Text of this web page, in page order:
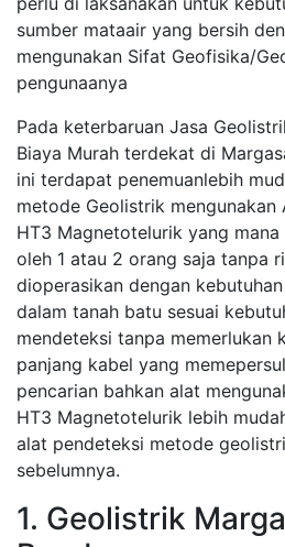
sumber mataair yang bersih
mengunakan Sifat Geofisika/
pengunaanya
Pada keterbaruan Jasa
Biaya Murah terdekat di
ini terdapat penemuanlebih
metode Geolistrik mengunakan
HT3 Magnetotelurik yang
oleh 1 atau 2 orang saja tanpa
dioperasikan dengan
dalam tanah batu sesuai
mendeteksi tanpa memerlukan
panjang kabel yang
pencarian bahkan alat
HT3 Magnetotelurik lebih
alat pendeteksi metode
sebelumnya.
1. Geolistrik